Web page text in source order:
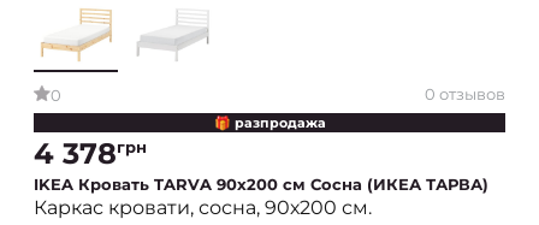
0 0 отзывов
🎁 разпродажа
4 378грн
IKEA Кровать TARVA 90х200 см Сосна (ИКЕА ТАРВА)
Каркас кровати, сосна, 90х200 см.